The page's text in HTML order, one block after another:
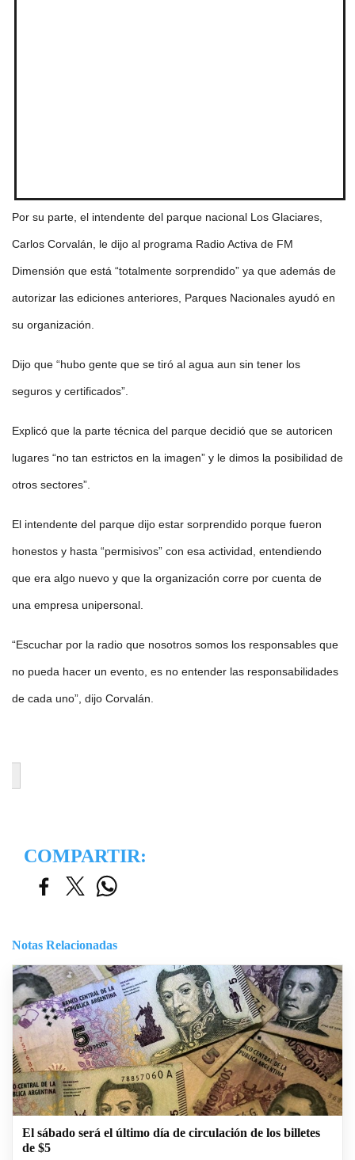
Por su parte, el intendente del parque nacional Los Glaciares,
Carlos Corvalán, le dijo al programa Radio Activa de FM
Dimensión que está “totalmente sorprendido” ya que además de
autorizar las ediciones anteriores, Parques Nacionales ayudó en
su organización.
Dijo que “hubo gente que se tiró al agua aun sin tener los
seguros y certificados”.
Explicó que la parte técnica del parque decidió que se autoricen
lugares “no tan estrictos en la imagen” y le dimos la posibilidad de
otros sectores”.
El intendente del parque dijo estar sorprendido porque fueron
honestos y hasta “permisivos” con esa actividad, entendiendo
que era algo nuevo y que la organización corre por cuenta de
una empresa unipersonal.
“Escuchar por la radio que nosotros somos los responsables que
no pueda hacer un evento, es no entender las responsabilidades
de cada uno”, dijo Corvalán.
COMPARTIR:
Notas Relacionadas
El sábado será el último día de circulación de los billetes
de $5